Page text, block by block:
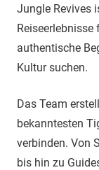
Jungle Revives
Reiseerlebnisse
authentische
Kultur suchen.
Das Team
bekanntesten
verbinden. Von
bis hin zu